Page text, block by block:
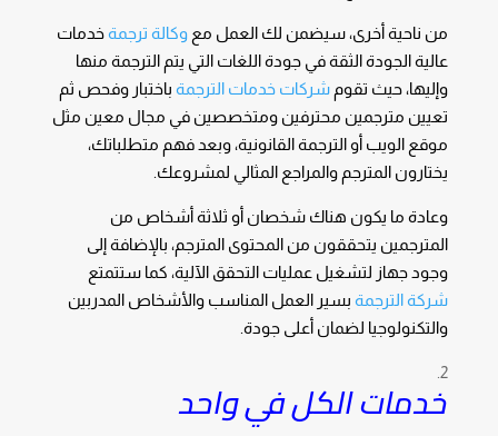
من ناحية أخرى، سيضمن لك العمل مع وكالة ترجمةخدمات
عالية الجودة الثقة في جودة اللغات التي يتم الترجمة منها
وإليها، حيث تقوم شركات خدمات الترجمةباختبار وفحص ثم
تعيين مترجمين محترفين ومتخصصين في مجال معين مثل
موقع الويب أو الترجمة القانونية، وبعد فهم متطلباتك،
يختارون المترجم والمراجع المثالي لمشروعك.
وعادة ما يكون هناك شخصان أو ثلاثة أشخاص من
المترجمين يتحققون من المحتوى المترجم، بالإضافة إلى
وجود جهاز لتشغيل عمليات التحقق الآلية، كما ستتمتع
شركة الترجمةبسير العمل المناسب والأشخاص المدربين
والتكنولوجيا لضمان أعلى جودة.
خدمات الكل في واحد